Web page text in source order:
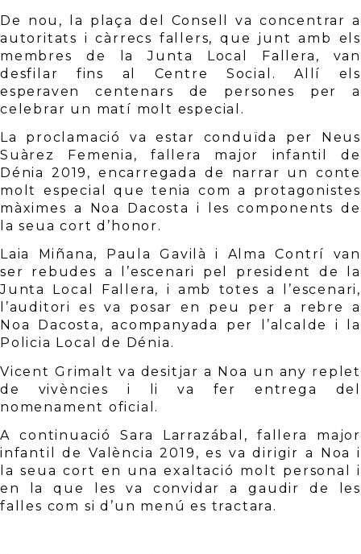
De nou, la plaça del Consell va concentrar a
autoritats i càrrecs fallers, que junt amb els
membres de la Junta Local Fallera, van
desfilar fins al Centre Social. Allí els
esperaven centenars de persones per a
celebrar un matí molt especial.
La proclamació va estar conduïda per Neus
Suàrez Femenia, fallera major infantil de
Dénia 2019, encarregada de narrar un conte
molt especial que tenia com a protagonistes
màximes a Noa Dacosta i les components de
la seua cort d’honor.
Laia Miñana, Paula Gavilà i Alma Contrí van
ser rebudes a l’escenari pel president de la
Junta Local Fallera, i amb totes a l’escenari,
l’auditori es va posar en peu per a rebre a
Noa Dacosta, acompanyada per l’alcalde i la
Policia Local de Dénia.
Vicent Grimalt va desitjar a Noa un any replet
de vivències i li va fer entrega del
nomenament oficial.
A continuació Sara Larrazábal, fallera major
infantil de València 2019, es va dirigir a Noa i
la seua cort en una exaltació molt personal i
en la que les va convidar a gaudir de les
falles com si d’un menú es tractara.